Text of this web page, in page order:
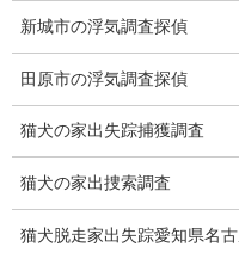
会社案内
損害保険調査
会社沿革
プライバシーポリシー
探偵業法
新城市の浮気調査探偵
田原市の浮気調査探偵
猫犬の家出失踪捕獲調査
猫犬の家出捜索調査
猫犬脱走家出失踪愛知県名